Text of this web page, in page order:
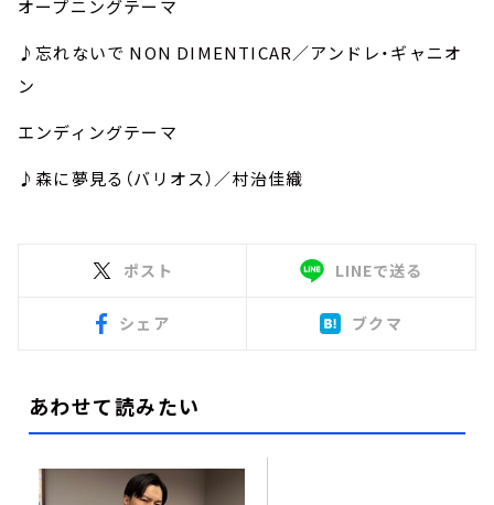
オープニングテーマ
♪忘れないで NON DIMENTICAR／アンドレ・ギャニオ
ン
エンディングテーマ
♪森に夢見る（バリオス）／村治佳織
ポスト LINEで送る
シェア ブクマ
あわせて読みたい